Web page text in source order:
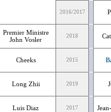
2016/2017
Premier Ministre
John Vosler
2018
Cheeks 2015
Long Zhii 2019
Luis Diaz 2017